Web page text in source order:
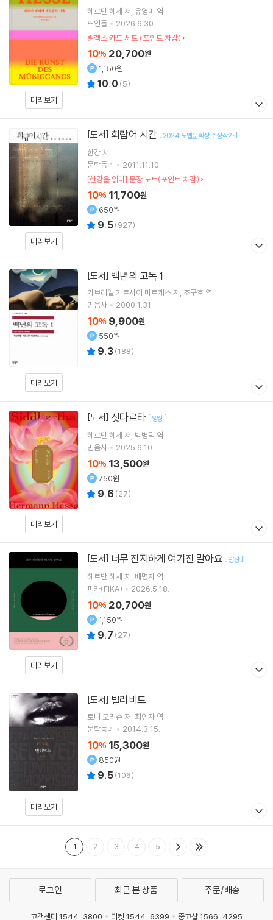
미리보기
헤르만 헤세 저 유영미 역
뜨인돌
2026.6.30.
릴렉스 카드 세트 (포인트 차감)
10% 20,700원
1,150원
10.0 (5)
미리보기
[도서] 희랍어 시간 [ 2024 노벨문학상 수상작가]
한강저
문학동네
2011.11.10.
[한강을 읽다] 문장 노트(포인트 차감)
10% 11,700원
650원
9.5(927)
미리보기
[도서] 백년의 고독 1
가브리엘 가르시아 마르케스 저 조구호 역
민음사
2000.1.31.
10% 9,900원
550원
9.3(188)
미리보기
[도서] 싯다르타 [ 양장]
헤르만 헤세 저 박병덕 역
민음사
2025.6.10.
10% 13,500원
750원
9.6 (27)
미리보기
[도서] 너무 진지하게 여기진 말아요 [ 양장]
헤르만 헤세 저 배명자 역
피카(FIKA)
2026.5.18.
10% 20,700원
1,150원
9.7 (27)
미리보기
[도서] 빌러비드
토니 모리슨저 최인자 역
문학동네
2014.3.15.
10% 15,300원
850원
9.5(106)
1 2 3 4 5
로그인 최근 본 상품 주문/배송
고객센터 1544-3800 티켓 1544-6399 중고샵 1566-4295